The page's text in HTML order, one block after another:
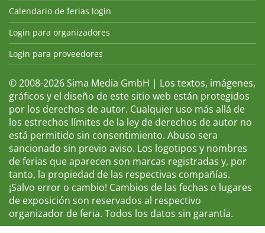
Calendario de ferias login
Login para organizadores
Login para proveedores
© 2008-2026 Sima Media GmbH | Los textos, imágenes,
gráficos y el diseño de este sitio web están protegidos
por los derechos de autor. Cualquier uso más allá de
los estrechos límites de la ley de derechos de autor no
está permitido sin consentimiento. Abuso sera
sancionado sin previo aviso. Los logotipos y nombres
de ferias que aparecen son marcas registradas y, por
tanto, la propiedad de las respectivas compañías.
¡Salvo error o cambio! Cambios de las fechas o lugares
de exposición son reservados al respectivo
organizador de feria. Todos los datos sin garantía.